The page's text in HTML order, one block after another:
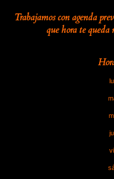
Trabajamos con agenda
que hora te queda